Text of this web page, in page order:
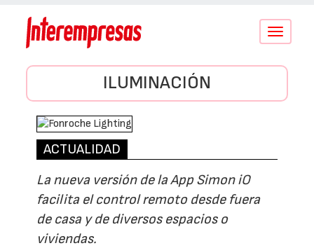
Conmutar
ILUMINACIÓN
ACTUALIDAD
La nueva versión de la App Simon iO
facilita el control remoto desde fuera
de casa y de diversos espacios o
viviendas.